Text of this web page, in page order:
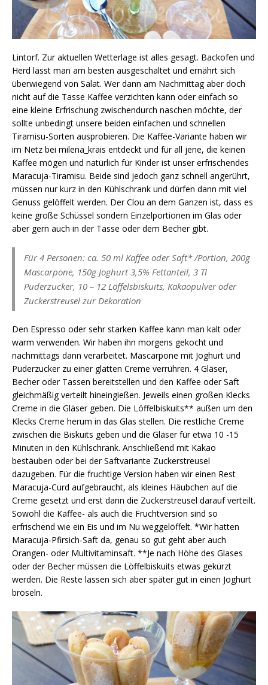
Lintorf. Zur aktuellen Wetterlage ist alles gesagt. Backofen und
Herd lässt man am besten ausgeschaltet und ernährt sich
überwiegend von Salat. Wer dann am Nachmittag aber doch
nicht auf die Tasse Kaffee verzichten kann oder einfach so
eine kleine Erfrischung zwischendurch naschen möchte, der
sollte unbedingt unsere beiden einfachen und schnellen
Tiramisu-Sorten ausprobieren. Die Kaffee-Variante haben wir
im Netz bei milena_krais entdeckt und für all jene, die keinen
Kaffee mögen und natürlich für Kinder ist unser erfrischendes
Maracuja-Tiramisu. Beide sind jedoch ganz schnell angerührt,
müssen nur kurz in den Kühlschrank und dürfen dann mit viel
Genuss gelöffelt werden. Der Clou an dem Ganzen ist, dass es
keine große Schüssel sondern Einzelportionen im Glas oder
aber gern auch in der Tasse oder dem Becher gibt.
Für 4 Personen: ca. 50 ml Kaffee oder Saft* /Portion, 200g
Mascarpone, 150g Joghurt 3,5% Fettanteil, 3 Tl
Puderzucker, 10 – 12 Löffelsbiskuits, Kakaopulver oder
Zuckerstreusel zur Dekoration
Den Espresso oder sehr starken Kaffee kann man kalt oder
warm verwenden. Wir haben ihn morgens gekocht und
nachmittags dann verarbeitet. Mascarpone mit Joghurt und
Puderzucker zu einer glatten Creme verrühren. 4 Gläser,
Becher oder Tassen bereitstellen und den Kaffee oder Saft
gleichmäßig verteilt hineingießen. Jeweils einen großen Klecks
Creme in die Gläser geben. Die Löffelbiskuits** außen um den
Klecks Creme herum in das Glas stellen. Die restliche Creme
zwischen die Biskuits geben und die Gläser für etwa 10 -15
Minuten in den Kühlschrank. Anschließend mit Kakao
bestäuben oder bei der Saftvariante Zuckerstreusel
dazugeben. Für die fruchtige Version haben wir einen Rest
Maracuja-Curd aufgebraucht, als kleines Häubchen auf die
Creme gesetzt und erst dann die Zuckerstreusel darauf verteilt.
Sowohl die Kaffee- als auch die Fruchtversion sind so
erfrischend wie ein Eis und im Nu weggelöffelt. *Wir hatten
Maracuja-Pfirsich-Saft da, genau so gut geht aber auch
Orangen- oder Multivitaminsaft. **Je nach Höhe des Glases
oder der Becher müssen die Löffelbiskuits etwas gekürzt
werden. Die Reste lassen sich aber später gut in einen Joghurt
bröseln.